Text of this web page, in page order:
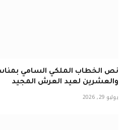
نص الخطاب الملكي السامي
والعشرين لعيد العرش المجيد
يوليو 29, 2026